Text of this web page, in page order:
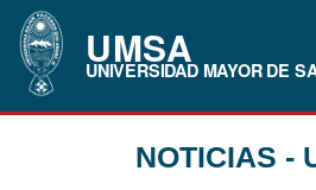
UMSA
UNIVERSIDAD MAYOR DE
NOTICIAS -